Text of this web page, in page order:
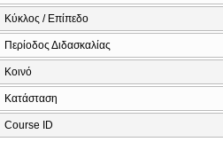
Κύκλος / Επίπεδο
Περίοδος Διδασκαλίας
Κοινό
Κατάσταση
Course ID